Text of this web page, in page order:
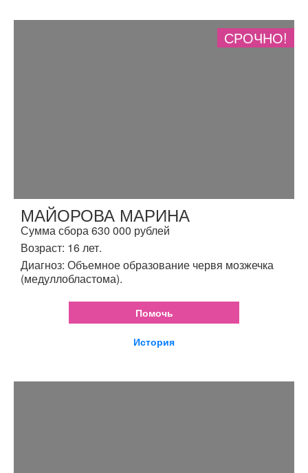
СРОЧНО!
МАЙОРОВА МАРИНА
Сумма сбора 630 000 рублей
Возраст: 16 лет.
Диагноз: Объемное образование червя мозжечка
(медуллобластома).
Помочь
История